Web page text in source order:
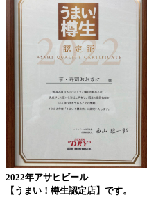
2022年アサヒビール
【うまい！樽生認定店】です。